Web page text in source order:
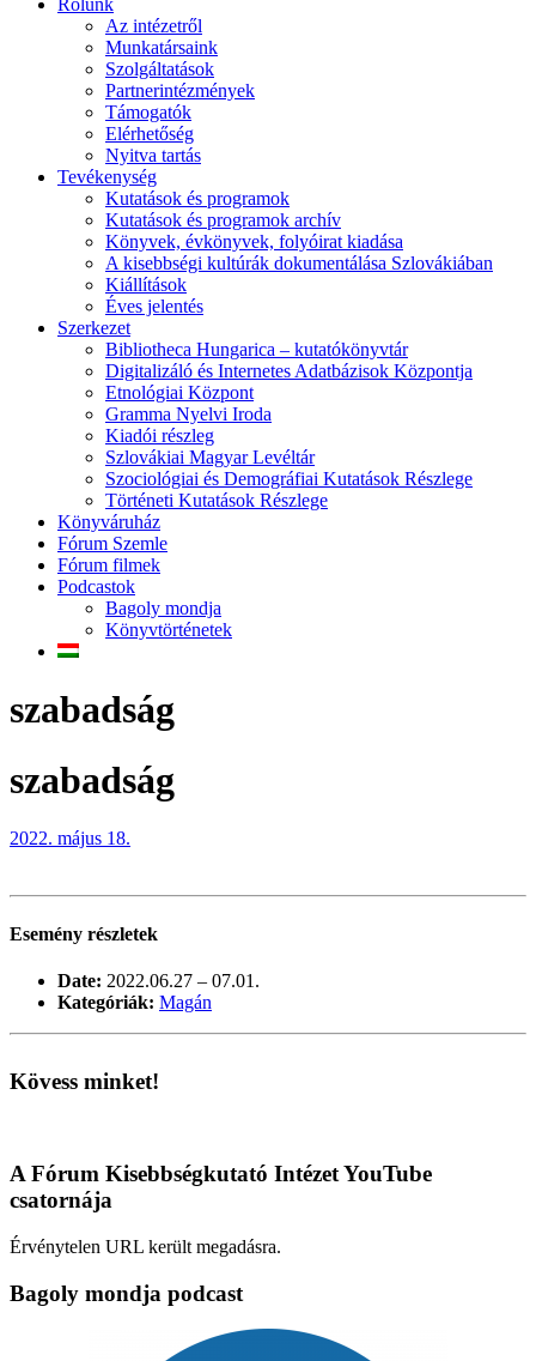
Rólunk
Az intézetről
Munkatársaink
Szolgáltatások
Partnerintézmények
Támogatók
Elérhetőség
Nyitva tartás
Tevékenység
Kutatások és programok
Kutatások és programok archív
Könyvek, évkönyvek, folyóirat kiadása
A kisebbségi kultúrák dokumentálása Szlovákiában
Kiállítások
Éves jelentés
Szerkezet
Bibliotheca Hungarica – kutatókönyvtár
Digitalizáló és Internetes Adatbázisok Központja
Etnológiai Központ
Gramma Nyelvi Iroda
Kiadói részleg
Szlovákiai Magyar Levéltár
Szociológiai és Demográfiai Kutatások Részlege
Történeti Kutatások Részlege
Könyváruház
Fórum Szemle
Fórum filmek
Podcastok
Bagoly mondja
Könyvtörténetek
szabadság
szabadság
2022. május 18.
Esemény részletek
Date: 2022.06.27 – 07.01.
Kategóriák: Magán
Kövess minket!
A Fórum Kisebbségkutató Intézet YouTube
csatornája
Érvénytelen URL került megadásra.
Bagoly mondja podcast